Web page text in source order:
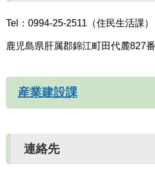
Tel：0994-25-2511（住民生活課）
鹿児島県肝属郡錦江町田代麓827
産業建設課
連絡先